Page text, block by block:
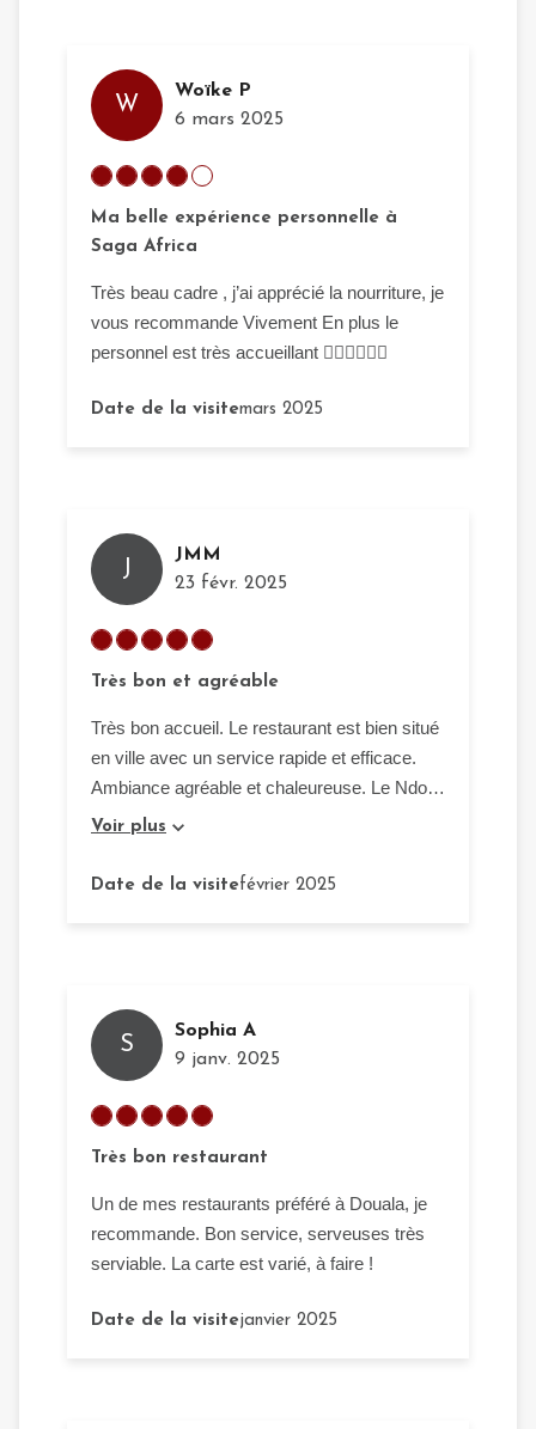
W
Woïke P
6 mars 2025
Ma belle expérience personnelle à
Saga Africa
Très beau cadre , j’ai apprécié la nourriture, je
vous recommande Vivement En plus le
personnel est très accueillant 👌🏾👌🏾👌🏾
Date de la visitemars 2025
J
JMM
23 févr. 2025
Très bon et agréable
Très bon accueil. Le restaurant est bien situé
en ville avec un service rapide et efficace.
Ambiance agréable et chaleureuse. Le Ndole
est à recommander.
Voir plus
Date de la visitefévrier 2025
S
Sophia A
9 janv. 2025
Très bon restaurant
Un de mes restaurants préféré à Douala, je
recommande. Bon service, serveuses très
serviable. La carte est varié, à faire !
Date de la visitejanvier 2025